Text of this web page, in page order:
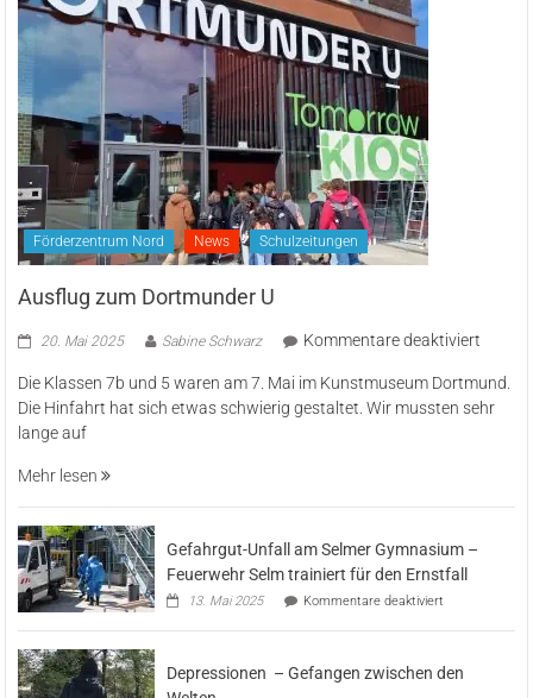
Förderzentrum Nord News Schulzeitungen
Ausflug zum Dortmunder U
20. Mai 2025 Sabine Schwarz Kommentare deaktiviert
zum
Die Klassen 7b und 5 waren am 7. Mai im Kunstmuseum Dortmund.
Die Hinfahrt hat sich etwas schwierig gestaltet. Wir mussten sehr
lange auf
Mehr lesen
Gefahrgut-Unfall am Selmer Gymnasium –
Feuerwehr Selm trainiert für den Ernstfall
13. Mai 2025 Kommentare deaktiviert
Unfall
Selmer
Depressionen – Gefangen zwischen den